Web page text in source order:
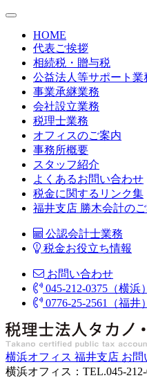
HOME
代表ご挨拶
相続税・贈与税
公益法人等サポート業
事業承継業務
会社設立業務
税理士業務
オフィスのご案内
事務所概要
スタッフ紹介
よくあるお問い合わせ
税金に関するリンク集
福井支店 勝木会計の
公認会計士業務
税金お役立ち情報
お問い合わせ
045-212-0375（横浜）
0776-25-2561（福井）
横浜オフィス 福井支店 お問
横浜オフィス：TEL.045-